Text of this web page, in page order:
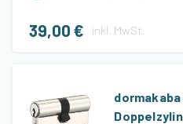
39,00 € inkl. MwSt.